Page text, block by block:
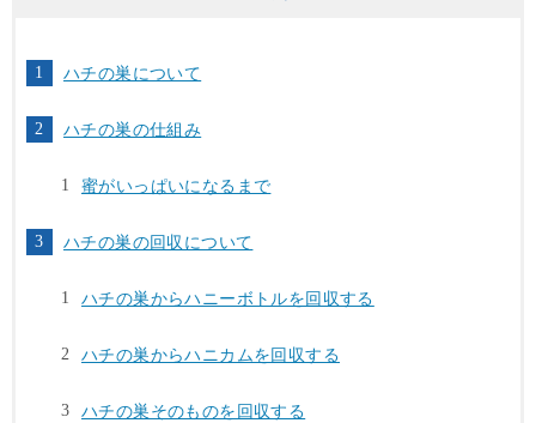
ハチの巣について
ハチの巣の仕組み
蜜がいっぱいになるまで
ハチの巣の回収について
ハチの巣からハニーボトルを回収する
ハチの巣からハニカムを回収する
ハチの巣そのものを回収する